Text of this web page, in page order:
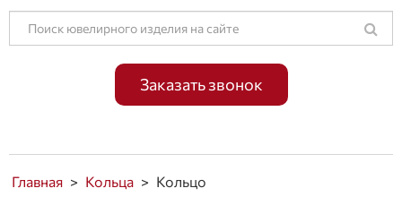
Заказать звонок
Главная > Кольца > Кольцо